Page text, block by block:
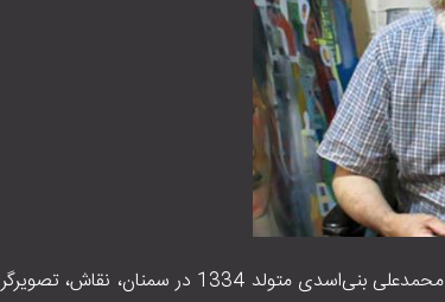
محمدعلی بنی‌اسدی متولد ۱۳۳۴ در